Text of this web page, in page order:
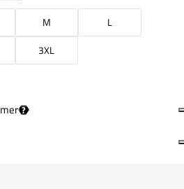
M
L
3XL
?